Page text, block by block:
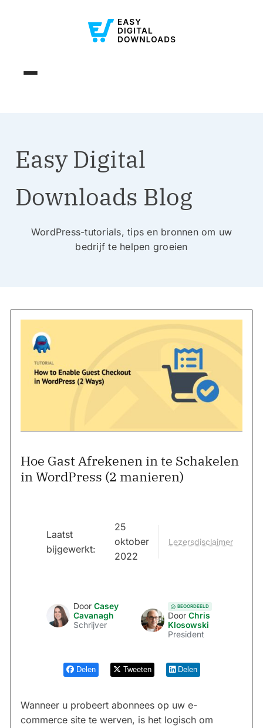
Easy Digital
Downloads Blog
WordPress-tutorials, tips en bronnen om uw
bedrijf te helpen groeien
Hoe Gast Afrekenen in te Schakelen
in WordPress (2 manieren)
Laatst
bijgewerkt:
25
oktober
2022
Lezersdisclaimer
Door Casey
Cavanagh
Schrijver
BEOORDEELD
Door Chris
Klosowski
President
Delen Tweeten Delen
Wanneer u probeert abonnees op uw e-
commerce site te werven, is het logisch om